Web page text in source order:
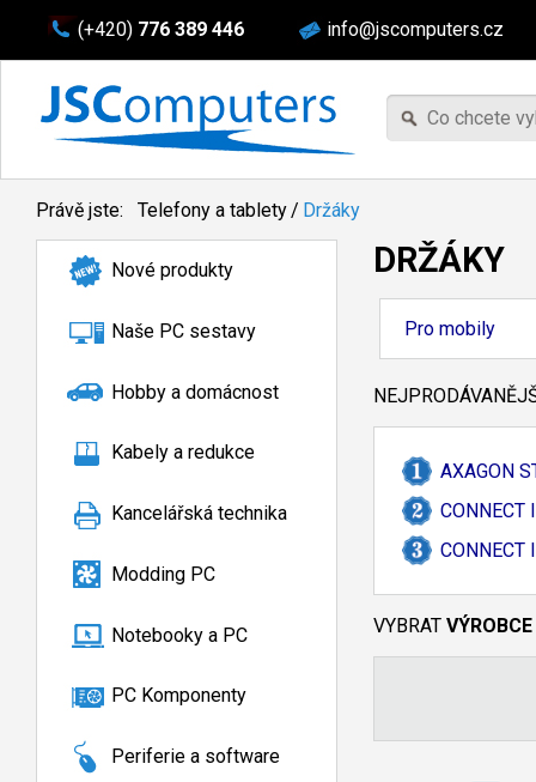
(+420) 776 389 446 info@jscomputers.cz
Právě jste: Telefony a tablety/ Držáky
Nové produkty
Naše PC sestavy
Hobby a domácnost
Kabely a redukce
Kancelářská technika
Modding PC
Notebooky a PC
PC Komponenty
Periferie a software
DRŽÁKY
Pro mobily
AXAGON
CONNECT
VYBRAT VÝROBCE